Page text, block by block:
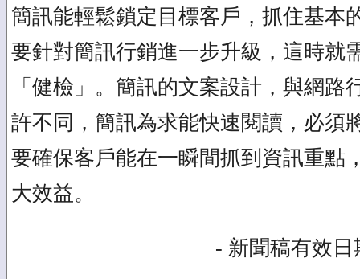
簡訊能輕鬆鎖定目標客戶，抓住基本
要針對簡訊行銷進一步升級，這時就
「健檢」。簡訊的文案設計，與網路
許不同，簡訊為求能快速閱讀，必須
要確保客戶能在一瞬間抓到資訊重點
大效益。
- 新聞稿有效日